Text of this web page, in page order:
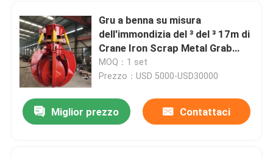
Gru a benna su misura
dell'immondizia del ³ del ³ 17m di
Crane Iron Scrap Metal Grab
12m di colore
MOQ：1 set
Prezzo：USD 5000-USD30000
Miglior prezzo Contattaci